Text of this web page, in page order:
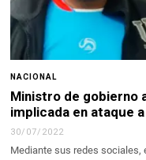
NACIONAL
Ministro de gobierno
implicada en ataque
30/07/2022
Mediante sus redes sociales,